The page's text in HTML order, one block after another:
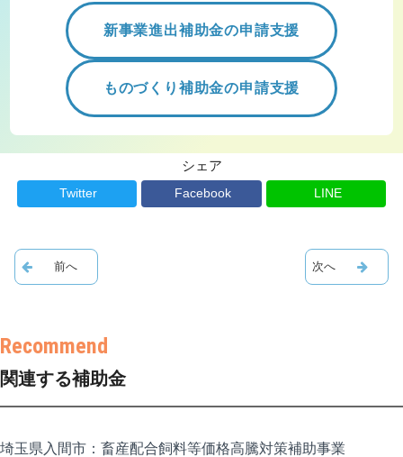
新事業進出補助金の申請支援
ものづくり補助金の申請支援
シェア
Twitter Facebook LINE
関連する補助金
埼玉県入間市：畜産配合飼料等価格高騰対策補助事業